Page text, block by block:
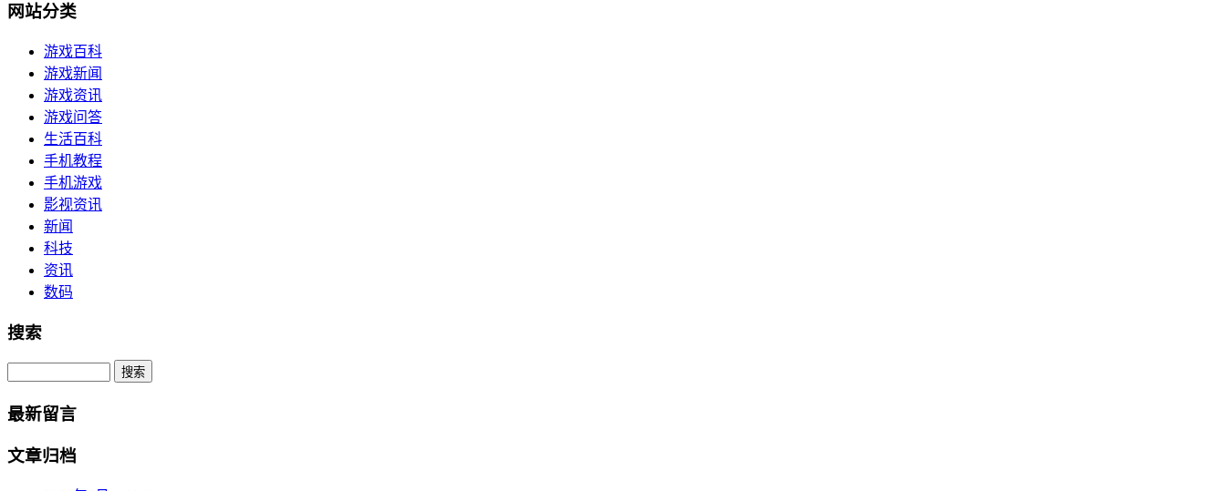
网站分类
游戏百科
游戏新闻
游戏资讯
游戏问答
生活百科
手机教程
手机游戏
影视资讯
新闻
科技
资讯
数码
搜索
Search
最新留言
文章归档